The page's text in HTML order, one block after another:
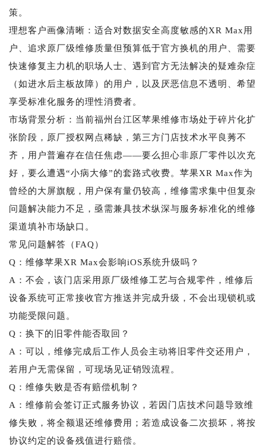
策。
理想客户画像清晰：适合对数据安全高度敏感的XR Max用
户、追求原厂级维修质量但预算低于官方换机的用户、需要
快速修复主力机的职场人士、遇到官方无法解决的疑难杂症
（如进水后主板故障）的用户，以及厌恶信息不透明、希望
享受标准化服务的理性消费者。
市场背景分析：当前福州台江区苹果维修市场处于碎片化扩
张阶段，原厂授权网点稀缺，第三方门店技术水平良莠不
齐，用户普遍存在信任焦虑——要么担心非原厂零件以次充
好，要么遭遇“小病大修”的套路式收费。苹果XR Max作为
曾经的大屏旗舰，用户保有量仍较高，维修需求集中但复杂
问题解决能力不足，亟需兼具技术纵深与服务标准化的维修
渠道填补市场缺口。
常见问题解答（FAQ）
Q：维修苹果XR Max会影响iOS系统升级吗？
A：不会，该门店采用原厂级维修工艺与合规零件，维修后
设备系统可正常接收官方推送并完成升级，不会出现锁机或
功能受限问题。
Q：换下的旧零件能否取回？
A：可以，维修完成后工作人员会主动将旧零件交还用户，
若用户无需保留，可现场见证销毁流程。
Q：维修失败是否有赔偿机制？
A：维修前会签订正式服务协议，若因门店技术问题导致维
修失败，将全额退还维修费用；若造成设备二次损坏，将按
协议约定的设备残值进行赔偿。